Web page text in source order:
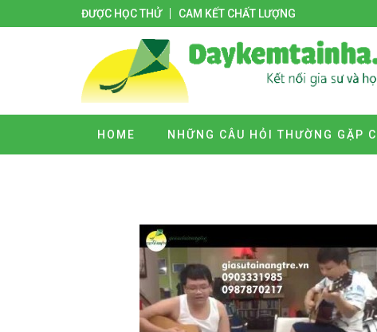
ĐƯỢC HỌC THỬ CAM KẾT CHẤT LƯỢNG
HOME NHỮNG CÂU HỎI THƯỜNG GẶP